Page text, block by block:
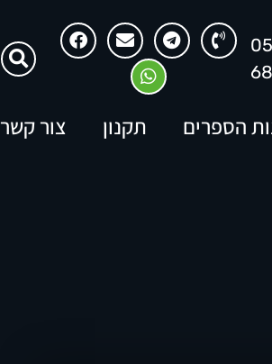
הספרים תקנון צור קשר